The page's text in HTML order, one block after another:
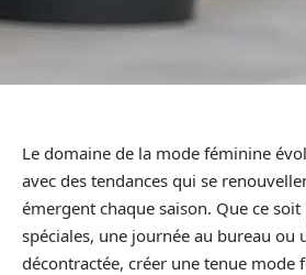
Le domaine de la mode féminine
avec des tendances qui se
émergent chaque saison. Que ce
spéciales, une journée au bureau ou
décontractée, créer une tenue mode